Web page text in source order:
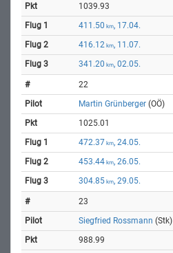
1039.93
411.50 km, 17.04.
416.12 km, 11.07.
341.20 km, 02.05.
22
Martin Grünberger (OÖ)
1025.01
472.37 km, 24.05.
453.44 km, 26.05.
304.85 km, 29.05.
23
Siegfried Rossmann (Stk)
988.99